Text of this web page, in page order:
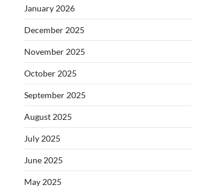
January 2026
December 2025
November 2025
October 2025
September 2025
August 2025
July 2025
June 2025
May 2025